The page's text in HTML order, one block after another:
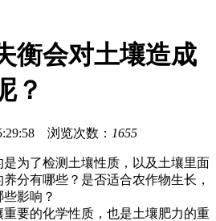
衡会对土壤造成
？
浏览次数： 1655
是为了检测土壤性质，以及土壤里面
分有哪些？是否适合农作物生长，
影响？
要的化学性质，也是土壤肥力的重